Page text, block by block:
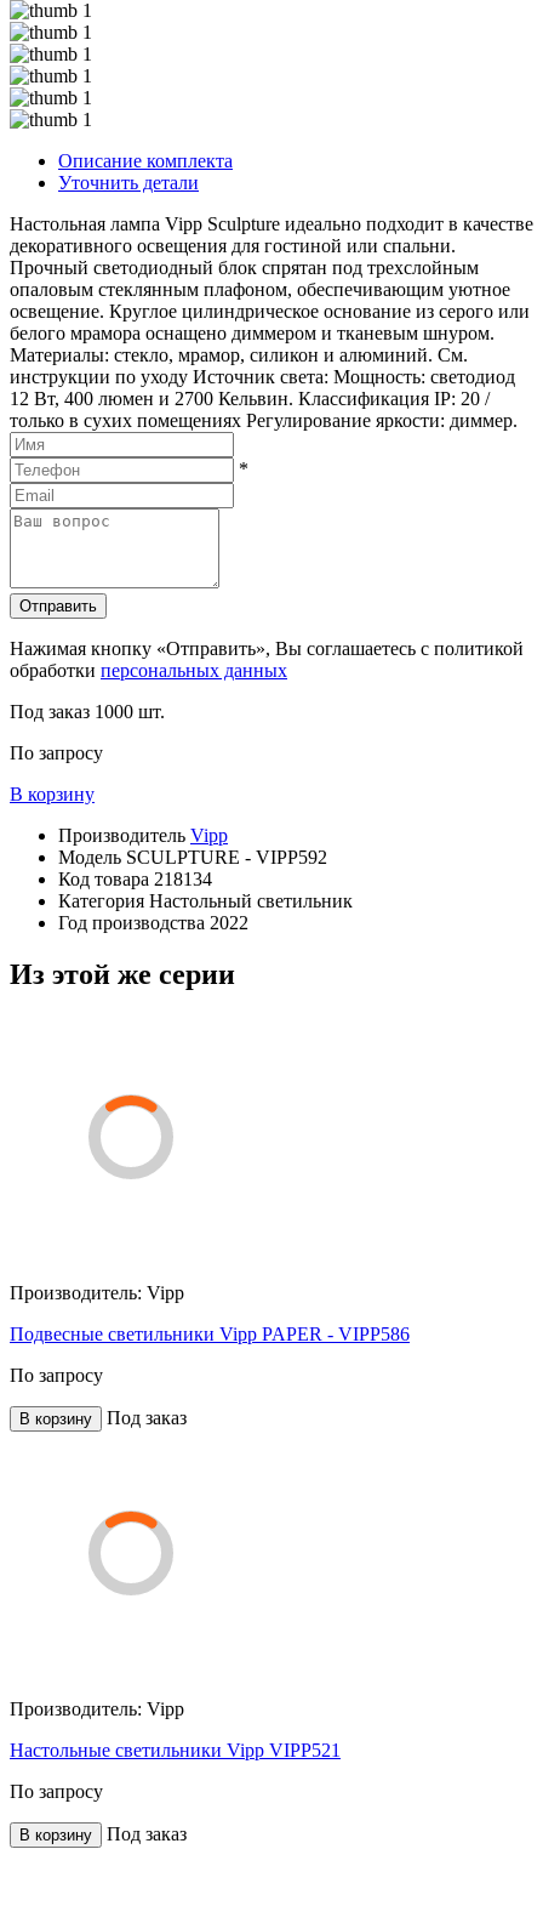
Описание комплекта
Уточнить детали
Настольная лампа Vipp Sculpture идеально подходит в качестве
декоративного освещения для гостиной или спальни.
Прочный светодиодный блок спрятан под трехслойным
опаловым стеклянным плафоном, обеспечивающим уютное
освещение. Круглое цилиндрическое основание из серого или
белого мрамора оснащено диммером и тканевым шнуром.
Материалы: стекло, мрамор, силикон и алюминий. См.
инструкции по уходу Источник света: Мощность: светодиод
12 Вт, 400 люмен и 2700 Кельвин. Классификация IP: 20 /
только в сухих помещениях Регулирование яркости: диммер.
*
Отправить
Нажимая кнопку «Отправить», Вы соглашаетесь с политикой
обработки персональных данных
Под заказ 1000 шт.
По запросу
В корзину
Производитель Vipp
Модель SCULPTURE - VIPP592
Код товара 218134
Категория Настольный светильник
Год производства 2022
Из этой же серии
Производитель: Vipp
Подвесные светильники Vipp PAPER - VIPP586
По запросу
В корзину Под заказ
Производитель: Vipp
Настольные светильники Vipp VIPP521
По запросу
В корзину Под заказ